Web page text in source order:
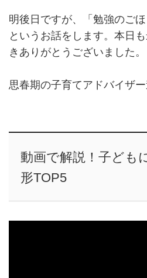
明後日ですが、「勉強のご
というお話をします。本日
きありがとうございました。
思春期の子育てアドバイザ
動画で解説！子ども
形TOP5